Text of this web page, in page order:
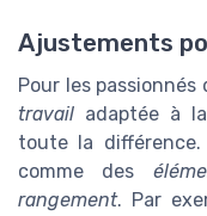
Ajustements
Pour les
travail adaptée à
toute la
comme des
rangement. Par